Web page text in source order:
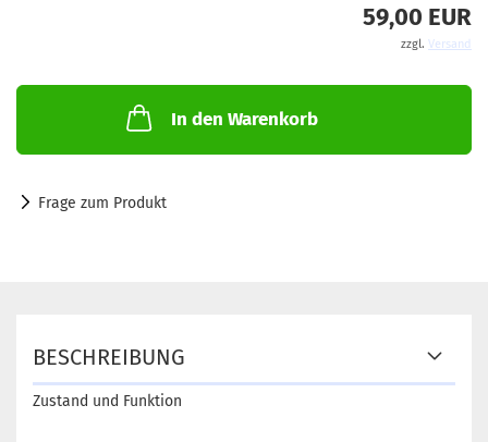
59,00 EUR
zzgl. Versand
In den Warenkorb
Frage zum Produkt
BESCHREIBUNG
Zustand und Funktion